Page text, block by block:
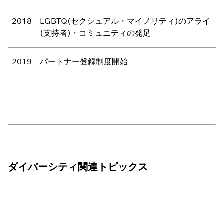
2018
LGBTQ(セクシュアル・マイノリティ)のアライ
(支持者)・コミュニティの発足
2019 パートナー登録制度開始
ダイバーシティ関連トピックス